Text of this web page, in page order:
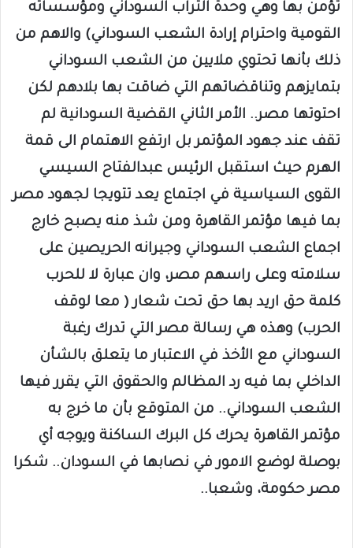
تؤمن بها وهي وحدة التراب السوداني ومؤسساته
القومية واحترام إرادة الشعب السوداني) والاهم من
ذلك بأنها تحتوي ملايين من الشعب السوداني
بتمايزهم وتناقضاتهم التي ضاقت بها بلادهم لكن
احتوتها مصر.. الأمر الثاني القضية السودانية لم
تقف عند جهود المؤتمر بل ارتفع الاهتمام الى قمة
الهرم حيث استقبل الرئيس عبدالفتاح السيسي
القوى السياسية في اجتماع يعد تتويجا لجهود مصر
بما فيها مؤتمر القاهرة ومن شذ منه يصبح خارج
اجماع الشعب السوداني وجيرانه الحريصين على
سلامته وعلى راسهم مصر، وان عبارة لا للحرب
كلمة حق اريد بها حق تحت شعار ( معا لوقف
الحرب) وهذه هي رسالة مصر التي تدرك رغبة
السوداني مع الأخذ في الاعتبار ما يتعلق بالشأن
الداخلي بما فيه رد المظالم والحقوق التي يقرر فيها
الشعب السوداني.. من المتوقع بأن ما خرج به
مؤتمر القاهرة يحرك كل البرك الساكنة ويوجه أي
بوصلة لوضع الامور في نصابها في السودان.. شكرا
مصر حكومة، وشعبا..